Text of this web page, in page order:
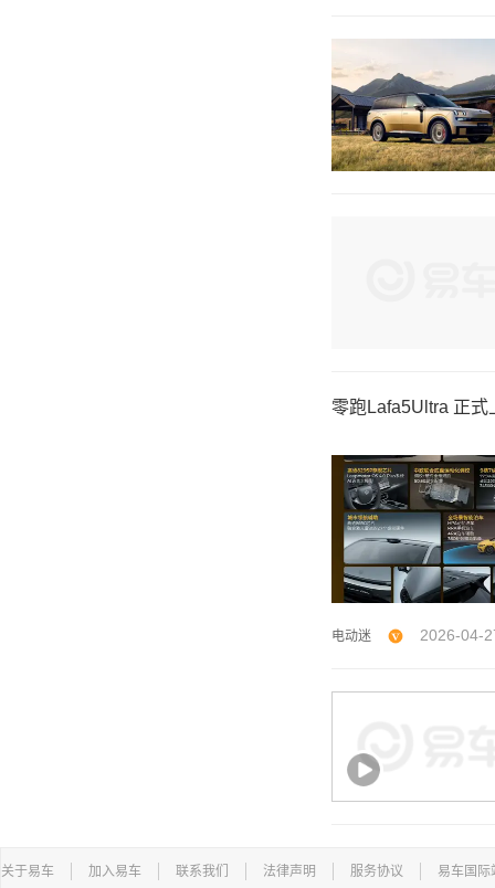
零跑Lafa5Ultra 正式
电动迷 2026-04-
关于易车 加入易车 联系我们 法律声明 服务协议 易车国际